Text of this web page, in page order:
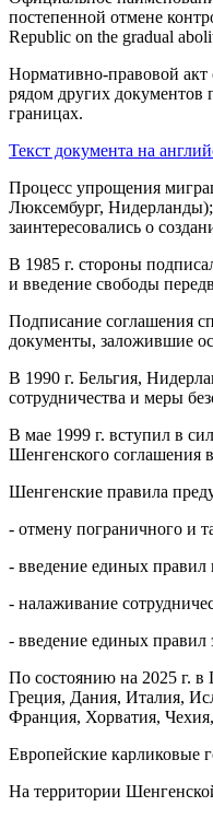
постепенной отмене
Republic on the gradual
Нормативно-правовой акт
рядом других документов
границах.
Текст документа на
Процесс упрощения
Люксембург,
заинтересовались о
В 1985 г. стороны
и введение свободы
Подписание соглашения
документы, заложившие
В 1990 г. Бельгия,
сотрудничества и меры
В мае 1999 г. вступил в
Шенгенского соглашения
Шенгенские правила
- отмену пограничного и
- введение единых правил
- налаживание
- введение единых правил
По состоянию на 2025 г. в
Греция, Дания, Италия,
Франция, Хорватия,
Европейские карликовые
На территории